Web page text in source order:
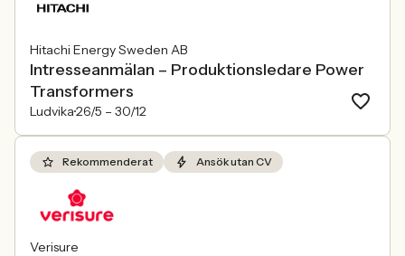
Hitachi Energy Sweden AB
Intresseanmälan – Produktionsledare Power
Transformers
Ludvika26/5 – 30/12
Rekommenderat Ansök utan CV
Verisure